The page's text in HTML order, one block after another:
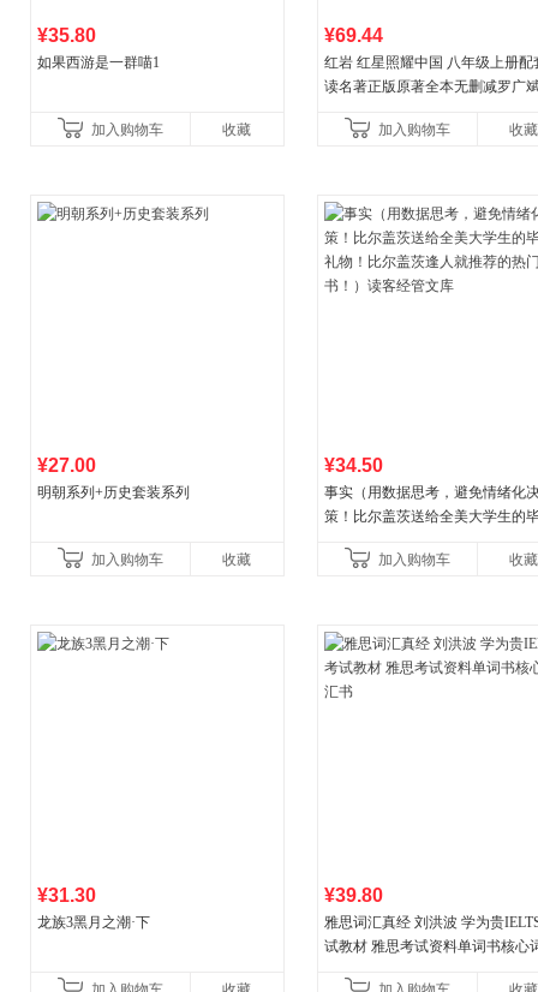
¥35.80
如果西游是一群喵1
加入购物车 收藏
¥69.44
红岩 红星照耀中国 八年级上册配
读名著正版原著全本无删减罗广
初中生课外书中国青
加入购物车 收藏
¥27.00
明朝系列+历史套装系列
加入购物车 收藏
¥34.50
事实（用数据思考，避免情绪化
策！比尔盖茨送给全美大学生的
书！）读客经管文库
加入购物车 收藏
¥31.30
龙族3黑月之潮·下
¥39.80
雅思词汇真经 刘洪波 学为贵
试教材 雅思考试资料单词书核心